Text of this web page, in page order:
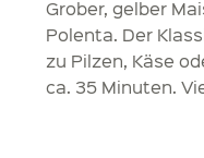
Grober, gelber
Polenta. Der
zu Pilzen, Käse
ca. 35 Minuten.